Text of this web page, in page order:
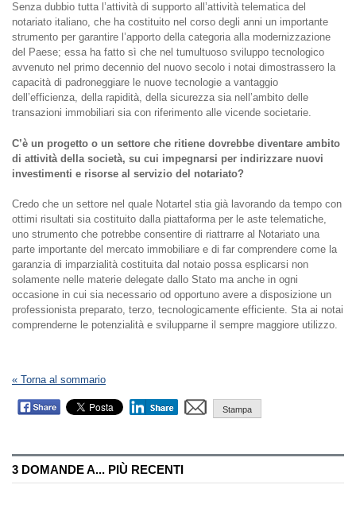
Senza dubbio tutta l’attività di supporto all’attività telematica del
notariato italiano, che ha costituito nel corso degli anni un importante
strumento per garantire l’apporto della categoria alla modernizzazione
del Paese; essa ha fatto sì che nel tumultuoso sviluppo tecnologico
avvenuto nel primo decennio del nuovo secolo i notai dimostrassero la
capacità di padroneggiare le nuove tecnologie a vantaggio
dell’efficienza, della rapidità, della sicurezza sia nell’ambito delle
transazioni immobiliari sia con riferimento alle vicende societarie.
C’è un progetto o un settore che ritiene dovrebbe diventare ambito
di attività della società, su cui impegnarsi per indirizzare nuovi
investimenti e risorse al servizio del notariato?
Credo che un settore nel quale Notartel stia già lavorando da tempo con
ottimi risultati sia costituito dalla piattaforma per le aste telematiche,
uno strumento che potrebbe consentire di riattrarre al Notariato una
parte importante del mercato immobiliare e di far comprendere come la
garanzia di imparzialità costituita dal notaio possa esplicarsi non
solamente nelle materie delegate dallo Stato ma anche in ogni
occasione in cui sia necessario od opportuno avere a disposizione un
professionista preparato, terzo, tecnologicamente efficiente. Sta ai notai
comprenderne le potenzialità e svilupparne il sempre maggiore utilizzo.
« Torna al sommario
Stampa
3 DOMANDE A... PIÙ RECENTI